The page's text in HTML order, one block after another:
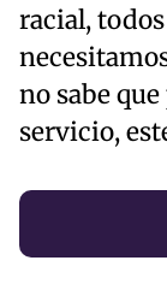
racial,
no sabe
servicio,